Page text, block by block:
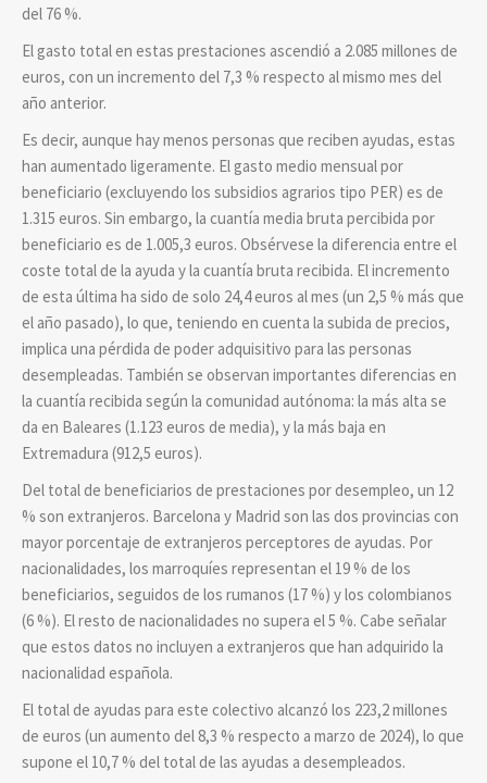
del 76 %.
El gasto total en estas prestaciones ascendió a 2.085 millones de
euros, con un incremento del 7,3 % respecto al mismo mes del
año anterior.
Es decir, aunque hay menos personas que reciben ayudas, estas
han aumentado ligeramente. El gasto medio mensual por
beneficiario (excluyendo los subsidios agrarios tipo PER) es de
1.315 euros. Sin embargo, la cuantía media bruta percibida por
beneficiario es de 1.005,3 euros. Obsérvese la diferencia entre el
coste total de la ayuda y la cuantía bruta recibida. El incremento
de esta última ha sido de solo 24,4 euros al mes (un 2,5 % más que
el año pasado), lo que, teniendo en cuenta la subida de precios,
implica una pérdida de poder adquisitivo para las personas
desempleadas. También se observan importantes diferencias en
la cuantía recibida según la comunidad autónoma: la más alta se
da en Baleares (1.123 euros de media), y la más baja en
Extremadura (912,5 euros).
Del total de beneficiarios de prestaciones por desempleo, un 12
% son extranjeros. Barcelona y Madrid son las dos provincias con
mayor porcentaje de extranjeros perceptores de ayudas. Por
nacionalidades, los marroquíes representan el 19 % de los
beneficiarios, seguidos de los rumanos (17 %) y los colombianos
(6 %). El resto de nacionalidades no supera el 5 %. Cabe señalar
que estos datos no incluyen a extranjeros que han adquirido la
nacionalidad española.
El total de ayudas para este colectivo alcanzó los 223,2 millones
de euros (un aumento del 8,3 % respecto a marzo de 2024), lo que
supone el 10,7 % del total de las ayudas a desempleados.